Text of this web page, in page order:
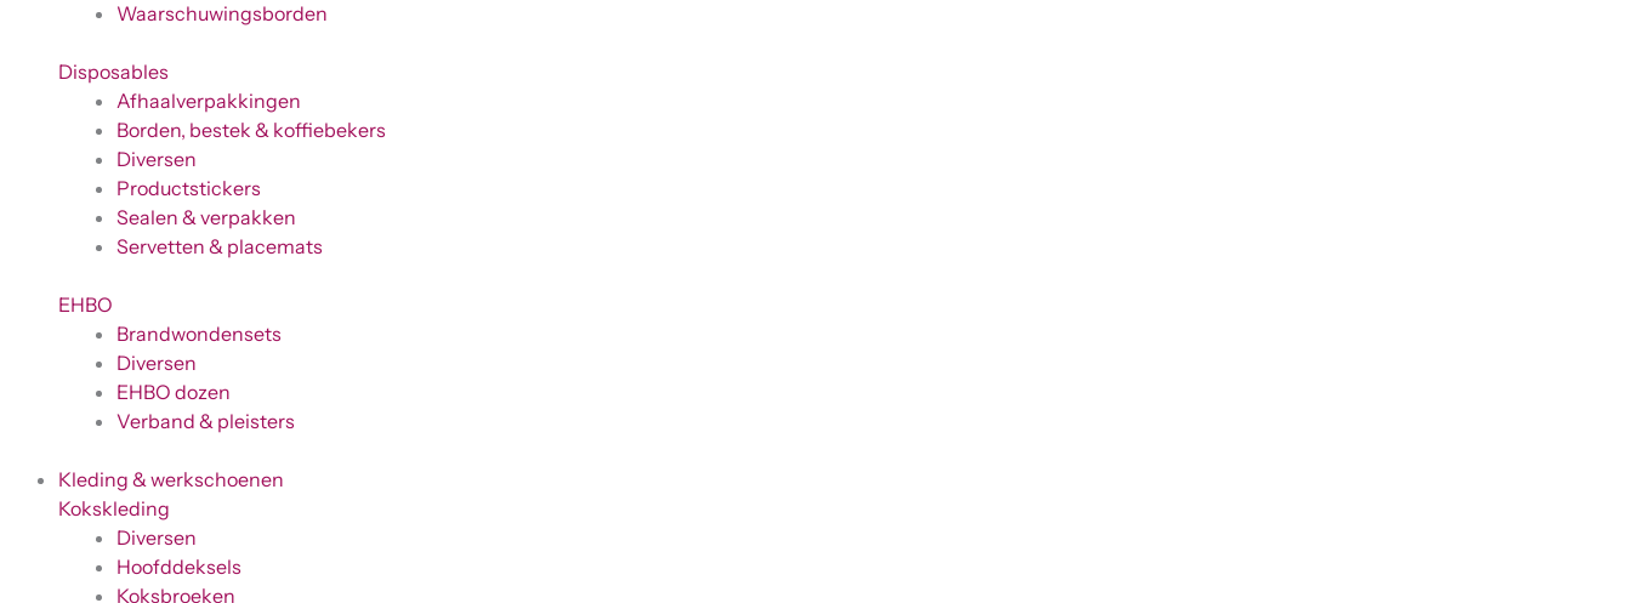
Waarschuwingsborden
Disposables
Afhaalverpakkingen
Borden, bestek & koffiebekers
Diversen
Productstickers
Sealen & verpakken
Servetten & placemats
EHBO
Brandwondensets
Diversen
EHBO dozen
Verband & pleisters
Kleding & werkschoenen
Kokskleding
Diversen
Hoofddeksels
Koksbroeken